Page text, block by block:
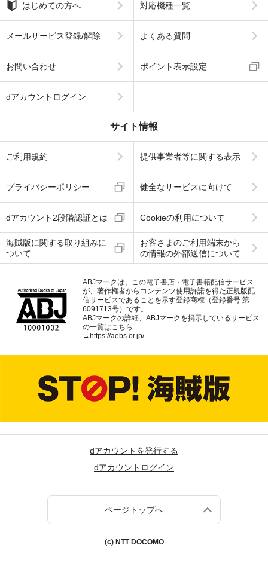
はじめての方へ 対応機種一覧
メールサービス登録/解除 よくある質問
お問い合わせ ポイント表示設定
dアカウントログイン
サイト情報
ご利用規約 提供事業者等に関する表示
プライバシーポリシー 健全なサービスに向けて
dアカウント2段階認証とは Cookieの利用について
海賊版に関する取り組みに
ついて
お客さまのご利用端末から
の情報の外部送信について
ABJマークは、この電子書店・電子書籍配信サービス
が、著作権者からコンテンツ使用許諾を得た正規版配
信サービスであることを示す登録商標（登録番号 第
6091713号）です。
ABJマークの詳細、ABJマークを掲示しているサービス
の一覧はこちら
→ https://aebs.or.jp/
dアカウントを発行する
dアカウントログイン
ページトップへ
(c) NTT DOCOMO